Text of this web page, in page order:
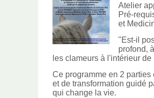
Atelier
Pré-
et
"Est-il
profond,
les clameurs à l'intérieur
Ce programme en 2
et de transformation guidé
qui change la vie.